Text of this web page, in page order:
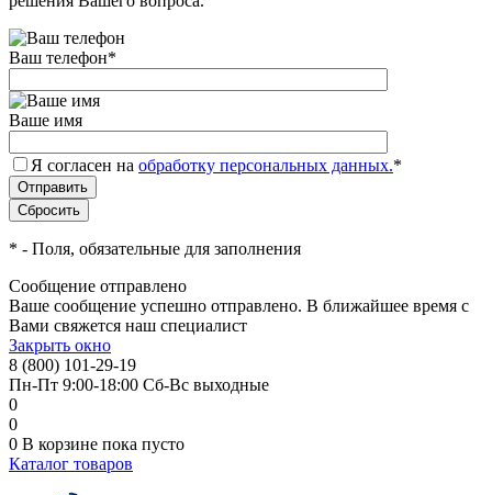
Ваш телефон*
Ваше имя
Я согласен на обработку персональных данных.*
* - Поля, обязательные для заполнения
Сообщение отправлено
Ваше сообщение успешно отправлено. В ближайшее время с
Вами свяжется наш специалист
Закрыть окно
8 (800) 101-29-19
Пн-Пт 9:00-18:00 Сб-Вс выходные
0
0
0 В корзине пока пусто
Каталог товаров